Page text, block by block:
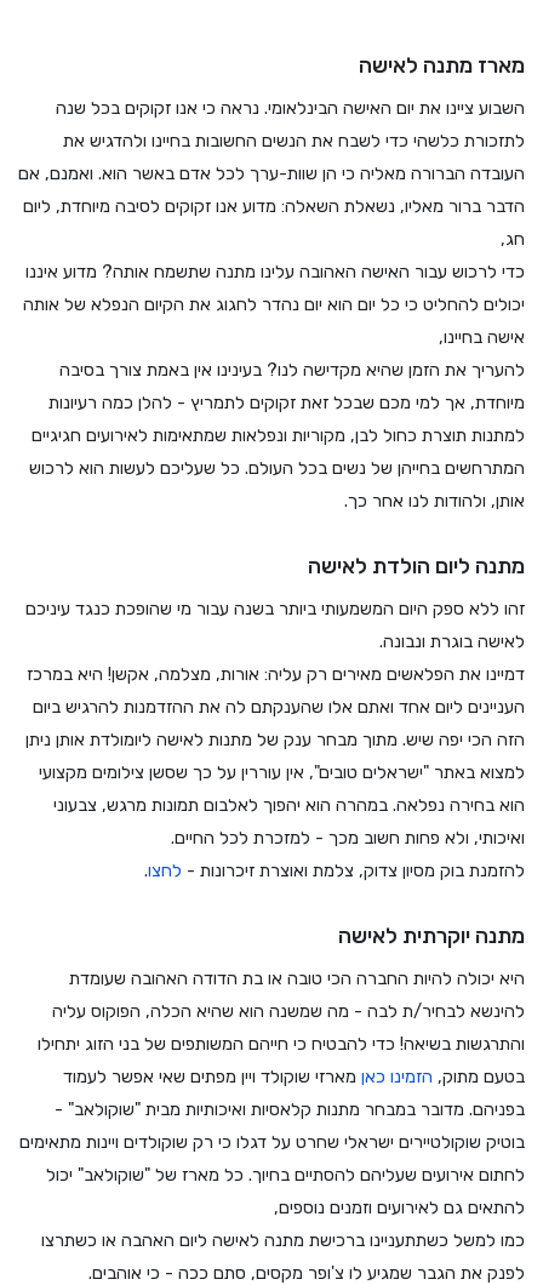
מארז מתנה לאישה
השבוע ציינו את יום האישה הבינלאומי. נראה כי אנו זקוקים בכל שנה
לתזכורת כלשהי כדי לשבח את הנשים החשובות בחיינו ולהדגיש את
העובדה הברורה מאליה כי הן שוות-ערך לכל אדם באשר הוא. ואמנם, אם
הדבר ברור מאליו, נשאלת השאלה: מדוע אנו זקוקים לסיבה מיוחדת, ליום
חג,
כדי לרכוש עבור האישה האהובה עלינו מתנה שתשמח אותה? מדוע איננו
יכולים להחליט כי כל יום הוא יום נהדר לחגוג את הקיום הנפלא של אותה
אישה בחיינו,
להעריך את הזמן שהיא מקדישה לנו? בעינינו אין באמת צורך בסיבה
מיוחדת, אך למי מכם שבכל זאת זקוקים לתמריץ - להלן כמה רעיונות
למתנות תוצרת כחול לבן, מקוריות ונפלאות שמתאימות לאירועים חגיגיים
המתרחשים בחייהן של נשים בכל העולם. כל שעליכם לעשות הוא לרכוש
אותן, ולהודות לנו אחר כך.
מתנה ליום הולדת לאישה
זהו ללא ספק היום המשמעותי ביותר בשנה עבור מי שהופכת כנגד עיניכם
לאישה בוגרת ונבונה.
דמיינו את הפלאשים מאירים רק עליה: אורות, מצלמה, אקשן! היא במרכז
העניינים ליום אחד ואתם אלו שהענקתם לה את ההזדמנות להרגיש ביום
הזה הכי יפה שיש. מתוך מבחר ענק של מתנות לאישה ליומולדת אותן ניתן
למצוא באתר "ישראלים טובים", אין עוררין על כך שסשן צילומים מקצועי
הוא בחירה נפלאה. במהרה הוא יהפוך לאלבום תמונות מרגש, צבעוני
ואיכותי, ולא פחות חשוב מכך - למזכרת לכל החיים.
להזמנת בוק מסיון צדוק, צלמת ואוצרת זיכרונות - לחצו.
מתנה יוקרתית לאישה
היא יכולה להיות החברה הכי טובה או בת הדודה האהובה שעומדת
להינשא לבחיר/ת לבה - מה שמשנה הוא שהיא הכלה, הפוקוס עליה
והתרגשות בשיאה! כדי להבטיח כי חייהם המשותפים של בני הזוג יתחילו
בטעם מתוק, הזמינו כאן מארזי שוקולד ויין מפתים שאי אפשר לעמוד
בפניהם. מדובר במבחר מתנות קלאסיות ואיכותיות מבית "שוקולאב" -
בוטיק שוקולטיירים ישראלי שחרט על דגלו כי רק שוקולדים ויינות מתאימים
לחתום אירועים שעליהם להסתיים בחיוך. כל מארז של "שוקולאב" יכול
להתאים גם לאירועים וזמנים נוספים,
כמו למשל כשתתעניינו ברכישת מתנה לאישה ליום האהבה או כשתרצו
לפנק את הגבר שמגיע לו צ'ופר מקסים, סתם ככה - כי אוהבים.